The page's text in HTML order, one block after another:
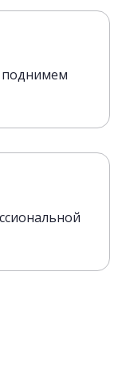
поднимем